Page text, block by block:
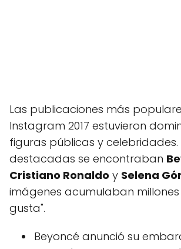
Las publicaciones más
Instagram 2017 estuvieron
figuras públicas y celebridades.
destacadas se encontraban
Cristiano Ronaldo y Selena
imágenes acumulaban
gusta".
Beyoncé anunció su